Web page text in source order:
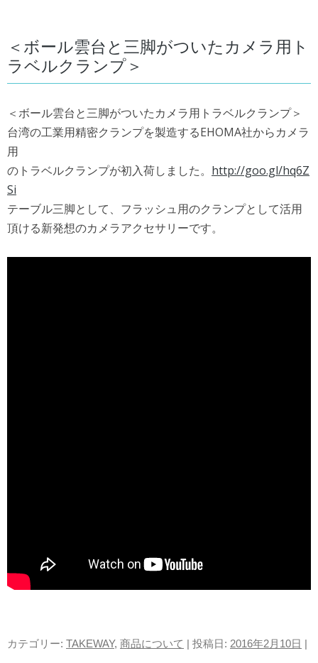
＜ボール雲台と三脚がついたカメラ用ト
ラベルクランプ＞
＜ボール雲台と三脚がついたカメラ用トラベルクランプ＞
台湾の工業用精密クランプを製造するEHOMA社からカメラ
用
のトラベルクランプが初入荷しました。 http://goo.gl/hq6Z
Si
テーブル三脚として、フラッシュ用のクランプとして活用
頂ける新発想のカメラアクセサリーです。
カテゴリー: TAKEWAY, 商品について | 投稿日: 2016年2月10日